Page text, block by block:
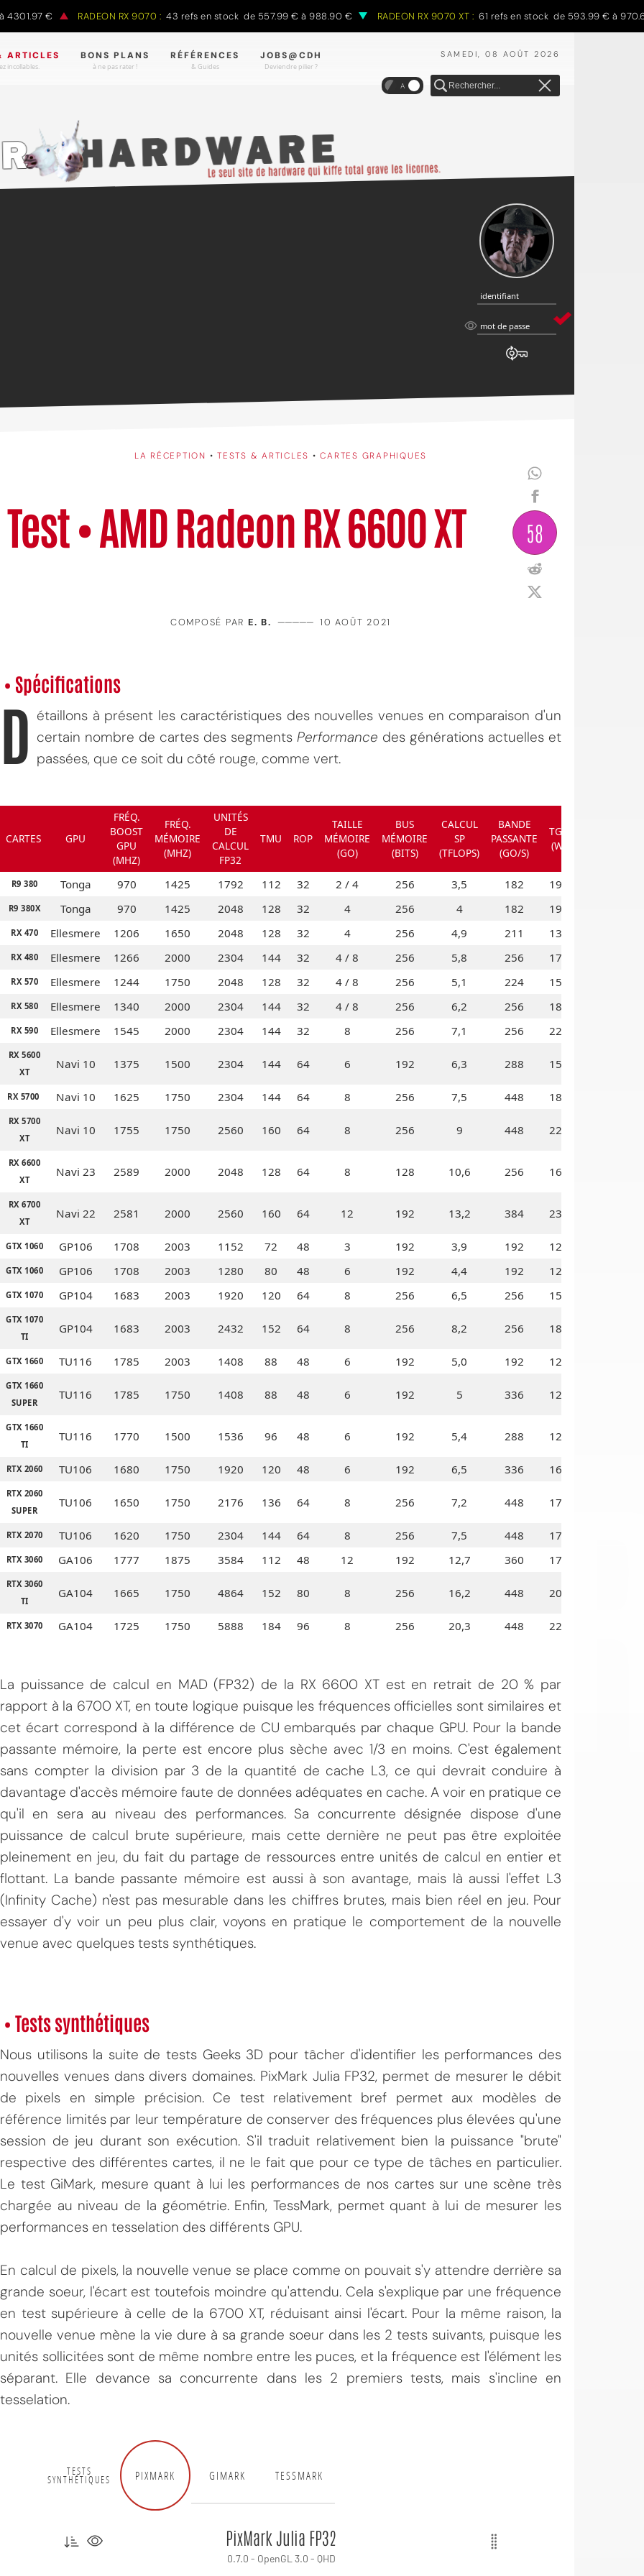
€ RADEON RX 9070 : 43 refs en stock de 557.99 € à 988.90 € RADEON RX 9070 XT : 61 refs en stock de 593.99 € à 970.68 €
SAMEDI, 08 AOÛT 2026
ARTICLES
incollables.
BONS PLANS
à ne pas rater !
RÉFÉRENCES
& Guides
JOBS@CDH
Deviendre pilier ?
A
identifiant
identifiant
mot
mot de passe
LA RÉCEPTION •TESTS & ARTICLES •CARTES GRAPHIQUES
Test • AMD Radeon RX 6600 XT 58
COMPOSÉ PAR E. B. ————— 10 AOÛT 2021
• Spécifications
D étaillons à présent les caractéristiques des nouvelles venues en comparaison d'un
certain nombre de cartes des segments Performance des générations actuelles et
passées, que ce soit du côté rouge, comme vert.
CARTES GPU
FRÉQ.
BOOST
GPU
(MHZ)
FRÉQ.
MÉMOIRE
(MHZ)
UNITÉS
DE
CALCUL
FP32
TMU ROP
TAILLE
MÉMOIRE
(GO)
BUS
MÉMOIRE
(BITS)
CALCUL
SP
(TFLOPS)
BANDE
PASSANTE
(GO/S)
TGP
(W)
R9 380 Tonga 970 1425 1792 112 32 2 / 4 256 3,5 182 190
R9 380X Tonga 970 1425 2048 128 32 4 256 4 182 190
RX 470 Ellesmere 1206 1650 2048 128 32 4 256 4,9 211 130
RX 480 Ellesmere 1266 2000 2304 144 32 4 / 8 256 5,8 256 170
RX 570 Ellesmere 1244 1750 2048 128 32 4 / 8 256 5,1 224 150
RX 580 Ellesmere 1340 2000 2304 144 32 4 / 8 256 6,2 256 185
RX 590 Ellesmere 1545 2000 2304 144 32 8 256 7,1 256 225
RX 5600
XT
Navi 10 1375 1500 2304 144 64 6 192 6,3 288 150
RX 5700 Navi 10 1625 1750 2304 144 64 8 256 7,5 448 180
RX 5700
XT
Navi 10 1755 1750 2560 160 64 8 256 9 448 225
RX 6600
XT
Navi 23 2589 2000 2048 128 64 8 128 10,6 256 160
RX 6700
XT
Navi 22 2581 2000 2560 160 64 12 192 13,2 384 230
GTX 1060 GP106 1708 2003 1152 72 48 3 192 3,9 192 120
GTX 1060 GP106 1708 2003 1280 80 48 6 192 4,4 192 120
GTX 1070 GP104 1683 2003 1920 120 64 8 256 6,5 256 150
GTX 1070
TI
GP104 1683 2003 2432 152 64 8 256 8,2 256 180
GTX 1660 TU116 1785 2003 1408 88 48 6 192 5,0 192 120
GTX 1660
SUPER
TU116 1785 1750 1408 88 48 6 192 5 336 125
GTX 1660
TI
TU116 1770 1500 1536 96 48 6 192 5,4 288 120
RTX 2060 TU106 1680 1750 1920 120 48 6 192 6,5 336 160
RTX 2060
SUPER
TU106 1650 1750 2176 136 64 8 256 7,2 448 175
RTX 2070 TU106 1620 1750 2304 144 64 8 256 7,5 448 175
RTX 3060 GA106 1777 1875 3584 112 48 12 192 12,7 360 170
RTX 3060
TI
GA104 1665 1750 4864 152 80 8 256 16,2 448 200
RTX 3070 GA104 1725 1750 5888 184 96 8 256 20,3 448 220
La puissance de calcul en MAD (FP32) de la RX 6600 XT est en retrait de 20 % par
rapport à la 6700 XT, en toute logique puisque les fréquences officielles sont similaires et
cet écart correspond à la différence de CU embarqués par chaque GPU. Pour la bande
passante mémoire, la perte est encore plus sèche avec 1/3 en moins. C'est également
sans compter la division par 3 de la quantité de cache L3, ce qui devrait conduire à
davantage d'accès mémoire faute de données adéquates en cache. A voir en pratique ce
qu'il en sera au niveau des performances. Sa concurrente désignée dispose d'une
puissance de calcul brute supérieure, mais cette dernière ne peut pas être exploitée
pleinement en jeu, du fait du partage de ressources entre unités de calcul en entier et
flottant. La bande passante mémoire est aussi à son avantage, mais là aussi l'effet L3
(Infinity Cache) n'est pas mesurable dans les chiffres brutes, mais bien réel en jeu. Pour
essayer d'y voir un peu plus clair, voyons en pratique le comportement de la nouvelle
venue avec quelques tests synthétiques.
• Tests synthétiques
Nous utilisons la suite de tests Geeks 3D pour tâcher d'identifier les performances des
nouvelles venues dans divers domaines. PixMark Julia FP32, permet de mesurer le débit
de pixels en simple précision. Ce test relativement bref permet aux modèles de
référence limités par leur température de conserver des fréquences plus élevées qu'une
session de jeu durant son exécution. S'il traduit relativement bien la puissance "brute"
respective des différentes cartes, il ne le fait que pour ce type de tâches en particulier.
Le test GiMark, mesure quant à lui les performances de nos cartes sur une scène très
chargée au niveau de la géométrie. Enfin, TessMark, permet quant à lui de mesurer les
performances en tesselation des différents GPU.
En calcul de pixels, la nouvelle venue se place comme on pouvait s'y attendre derrière sa
grande soeur, l'écart est toutefois moindre qu'attendu. Cela s'explique par une fréquence
en test supérieure à celle de la 6700 XT, réduisant ainsi l'écart. Pour la même raison, la
nouvelle venue mène la vie dure à sa grande soeur dans les 2 tests suivants, puisque les
unités sollicitées sont de même nombre entre les puces, et la fréquence est l'élément les
séparant. Elle devance sa concurrente dans les 2 premiers tests, mais s'incline en
tesselation.